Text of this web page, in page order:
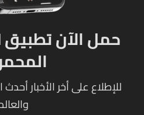
للإطلاع على أخر الأخبار أحدث